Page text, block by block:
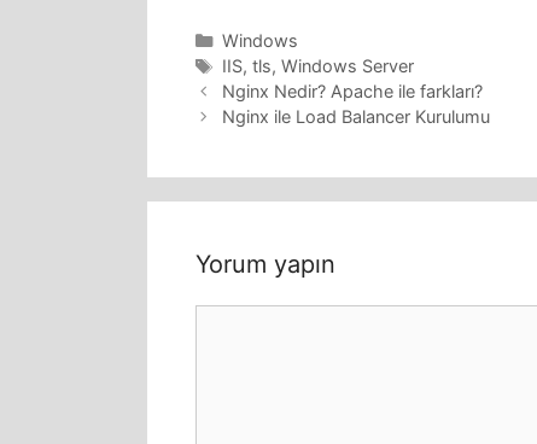
Kategoriler
Windows
Etiketler
IIS, tls, Windows Server
Nginx Nedir? Apache ile farkları?
Nginx ile Load Balancer Kurulumu
Yorum yapın